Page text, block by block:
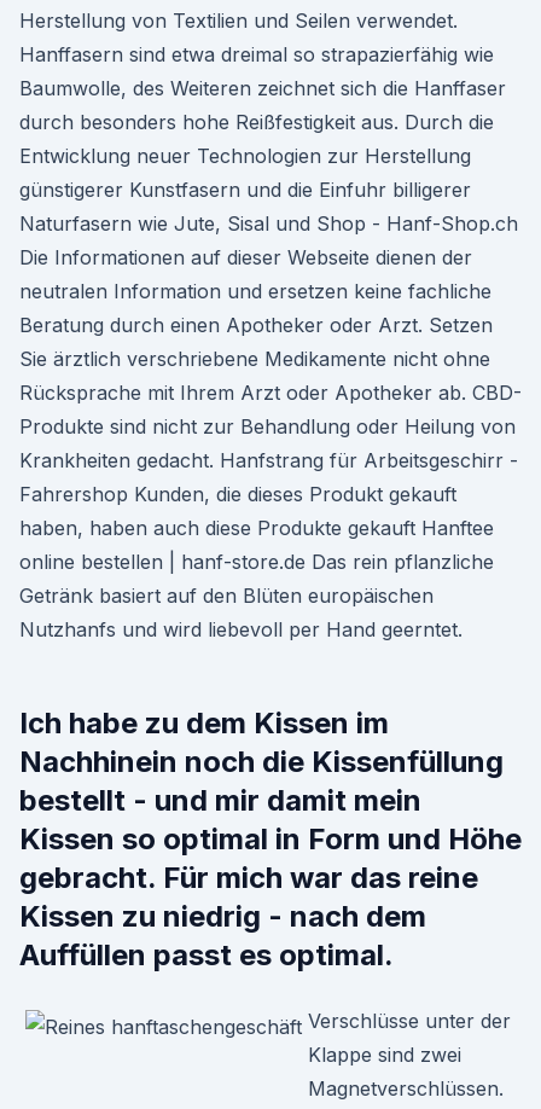
Herstellung von Textilien und Seilen verwendet.
Hanffasern sind etwa dreimal so strapazierfähig wie
Baumwolle, des Weiteren zeichnet sich die Hanffaser
durch besonders hohe Reißfestigkeit aus. Durch die
Entwicklung neuer Technologien zur Herstellung
günstigerer Kunstfasern und die Einfuhr billigerer
Naturfasern wie Jute, Sisal und Shop - Hanf-Shop.ch
Die Informationen auf dieser Webseite dienen der
neutralen Information und ersetzen keine fachliche
Beratung durch einen Apotheker oder Arzt. Setzen
Sie ärztlich verschriebene Medikamente nicht ohne
Rücksprache mit Ihrem Arzt oder Apotheker ab. CBD-
Produkte sind nicht zur Behandlung oder Heilung von
Krankheiten gedacht. Hanfstrang für Arbeitsgeschirr -
Fahrershop Kunden, die dieses Produkt gekauft
haben, haben auch diese Produkte gekauft Hanftee
online bestellen | hanf-store.de Das rein pflanzliche
Getränk basiert auf den Blüten europäischen
Nutzhanfs und wird liebevoll per Hand geerntet.
Ich habe zu dem Kissen im
Nachhinein noch die Kissenfüllung
bestellt - und mir damit mein
Kissen so optimal in Form und Höhe
gebracht. Für mich war das reine
Kissen zu niedrig - nach dem
Auffüllen passt es optimal.
Verschlüsse unter der
Klappe sind zwei
Magnetverschlüssen.